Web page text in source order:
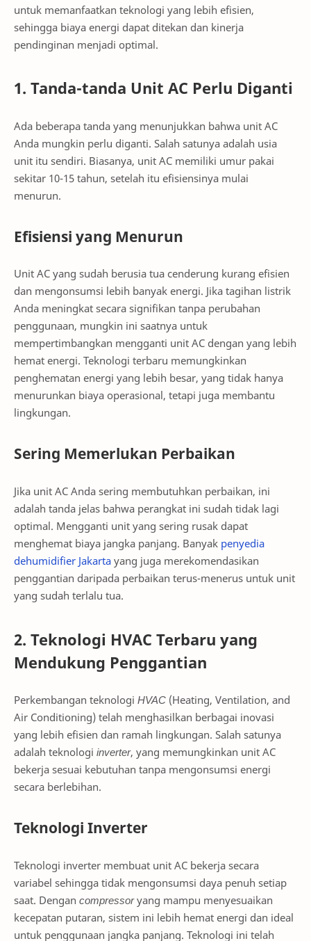
untuk memanfaatkan teknologi yang lebih efisien,
sehingga biaya energi dapat ditekan dan kinerja
pendinginan menjadi optimal.
1. Tanda-tanda Unit AC Perlu Diganti
Ada beberapa tanda yang menunjukkan bahwa unit AC
Anda mungkin perlu diganti. Salah satunya adalah usia
unit itu sendiri. Biasanya, unit AC memiliki umur pakai
sekitar 10-15 tahun, setelah itu efisiensinya mulai
menurun.
Efisiensi yang Menurun
Unit AC yang sudah berusia tua cenderung kurang efisien
dan mengonsumsi lebih banyak energi. Jika tagihan listrik
Anda meningkat secara signifikan tanpa perubahan
penggunaan, mungkin ini saatnya untuk
mempertimbangkan mengganti unit AC dengan yang lebih
hemat energi. Teknologi terbaru memungkinkan
penghematan energi yang lebih besar, yang tidak hanya
menurunkan biaya operasional, tetapi juga membantu
lingkungan.
Sering Memerlukan Perbaikan
Jika unit AC Anda sering membutuhkan perbaikan, ini
adalah tanda jelas bahwa perangkat ini sudah tidak lagi
optimal. Mengganti unit yang sering rusak dapat
menghemat biaya jangka panjang. Banyak penyedia
dehumidifier Jakarta yang juga merekomendasikan
penggantian daripada perbaikan terus-menerus untuk unit
yang sudah terlalu tua.
2. Teknologi HVAC Terbaru yang
Mendukung Penggantian
Perkembangan teknologi HVAC (Heating, Ventilation, and
Air Conditioning) telah menghasilkan berbagai inovasi
yang lebih efisien dan ramah lingkungan. Salah satunya
adalah teknologi inverter, yang memungkinkan unit AC
bekerja sesuai kebutuhan tanpa mengonsumsi energi
secara berlebihan.
Teknologi Inverter
Teknologi inverter membuat unit AC bekerja secara
variabel sehingga tidak mengonsumsi daya penuh setiap
saat. Dengan compressoryang mampu menyesuaikan
kecepatan putaran, sistem ini lebih hemat energi dan ideal
untuk penggunaan jangka panjang. Teknologi ini telah